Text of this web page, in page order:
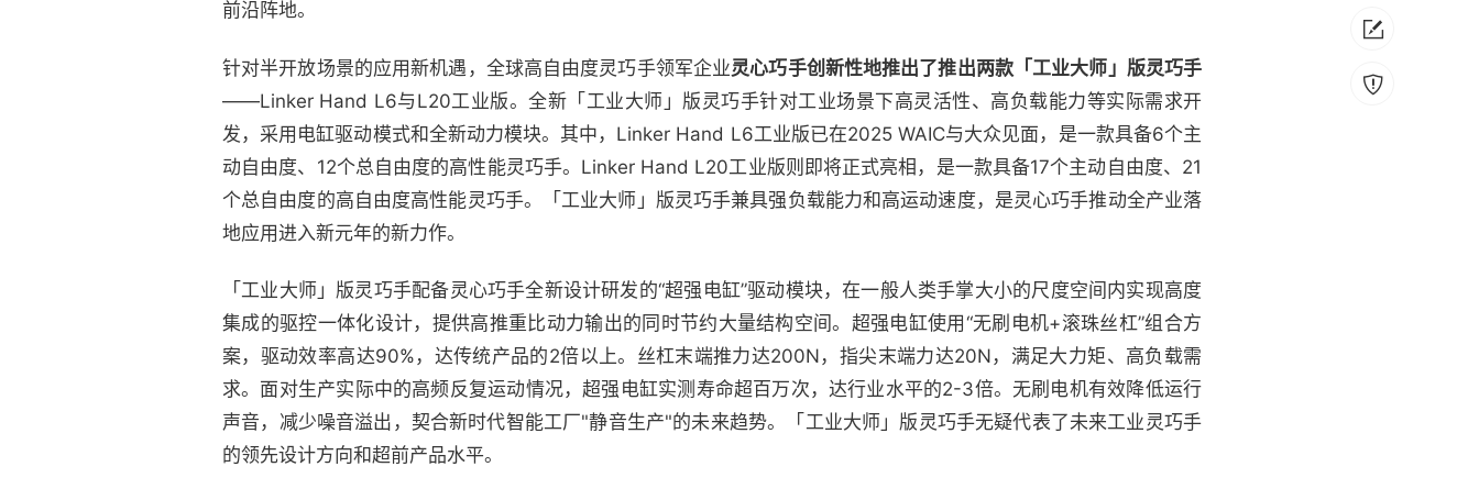
前沿阵地。
针对半开放场景的应用新机遇，全球高自由度灵巧手领军企业灵心巧手创新性地推出了推出两款「工业大师」版灵巧手
——Linker Hand L6与L20工业版。全新「工业大师」版灵巧手针对工业场景下高灵活性、高负载能力等实际需求开
发，采用电缸驱动模式和全新动力模块。其中，Linker Hand L6工业版已在2025 WAIC与大众见面，是一款具备6个主
动自由度、12个总自由度的高性能灵巧手。Linker Hand L20工业版则即将正式亮相，是一款具备17个主动自由度、21
个总自由度的高自由度高性能灵巧手。「工业大师」版灵巧手兼具强负载能力和高运动速度，是灵心巧手推动全产业落
地应用进入新元年的新力作。
「工业大师」版灵巧手配备灵心巧手全新设计研发的“超强电缸”驱动模块，在一般人类手掌大小的尺度空间内实现高度
集成的驱控一体化设计，提供高推重比动力输出的同时节约大量结构空间。超强电缸使用“无刷电机+滚珠丝杠”组合方
案，驱动效率高达90%，达传统产品的2倍以上。丝杠末端推力达200N，指尖末端力达20N，满足大力矩、高负载需
求。面对生产实际中的高频反复运动情况，超强电缸实测寿命超百万次，达行业水平的2-3倍。无刷电机有效降低运行
声音，减少噪音溢出，契合新时代智能工厂"静音生产"的未来趋势。「工业大师」版灵巧手无疑代表了未来工业灵巧手
的领先设计方向和超前产品水平。